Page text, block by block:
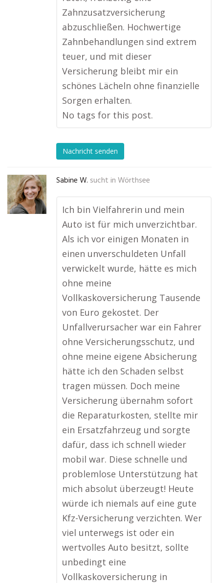
Zahnzusatzversicherung
abzuschließen. Hochwertige
Zahnbehandlungen sind extrem
teuer, und mit dieser
Versicherung bleibt mir ein
schönes Lächeln ohne finanzielle
Sorgen erhalten.
No tags for this post.
Nachricht senden
Sabine W. sucht in Wörthsee
Ich bin Vielfahrerin und mein
Auto ist für mich unverzichtbar.
Als ich vor einigen Monaten in
einen unverschuldeten Unfall
verwickelt wurde, hätte es mich
ohne meine
Vollkaskoversicherung Tausende
von Euro gekostet. Der
Unfallverursacher war ein Fahrer
ohne Versicherungsschutz, und
ohne meine eigene Absicherung
hätte ich den Schaden selbst
tragen müssen. Doch meine
Versicherung übernahm sofort
die Reparaturkosten, stellte mir
ein Ersatzfahrzeug und sorgte
dafür, dass ich schnell wieder
mobil war. Diese schnelle und
problemlose Unterstützung hat
mich absolut überzeugt! Heute
würde ich niemals auf eine gute
Kfz-Versicherung verzichten. Wer
viel unterwegs ist oder ein
wertvolles Auto besitzt, sollte
unbedingt eine
Vollkaskoversicherung in